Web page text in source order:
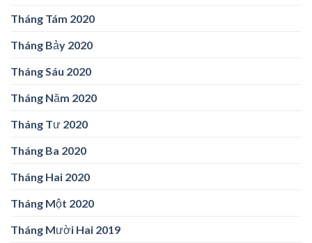
Tháng Tám 2020
Tháng Bảy 2020
Tháng Sáu 2020
Tháng Năm 2020
Tháng Tư 2020
Tháng Ba 2020
Tháng Hai 2020
Tháng Một 2020
Tháng Mười Hai 2019